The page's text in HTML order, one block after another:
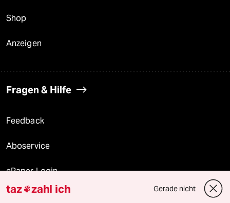
Shop
Anzeigen
Fragen & Hilfe
Feedback
Aboservice
ePaper Login
Downloads für Abonnierende
taz zahl ich Gerade nicht